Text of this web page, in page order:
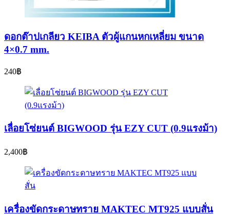
ดอกต๊าปเกลียว KEIBA ตัวผู้แกนหกเหลี่ยม ขนาด
4×0.7 mm.
240฿
เลื่อยโซ่ยนต์ BIGWOOD รุ่น EZY CUT (0.9แรงม้า)
2,400฿
เครื่องขัดกระดาษทราย MAKTEC MT925 แบบสั่น